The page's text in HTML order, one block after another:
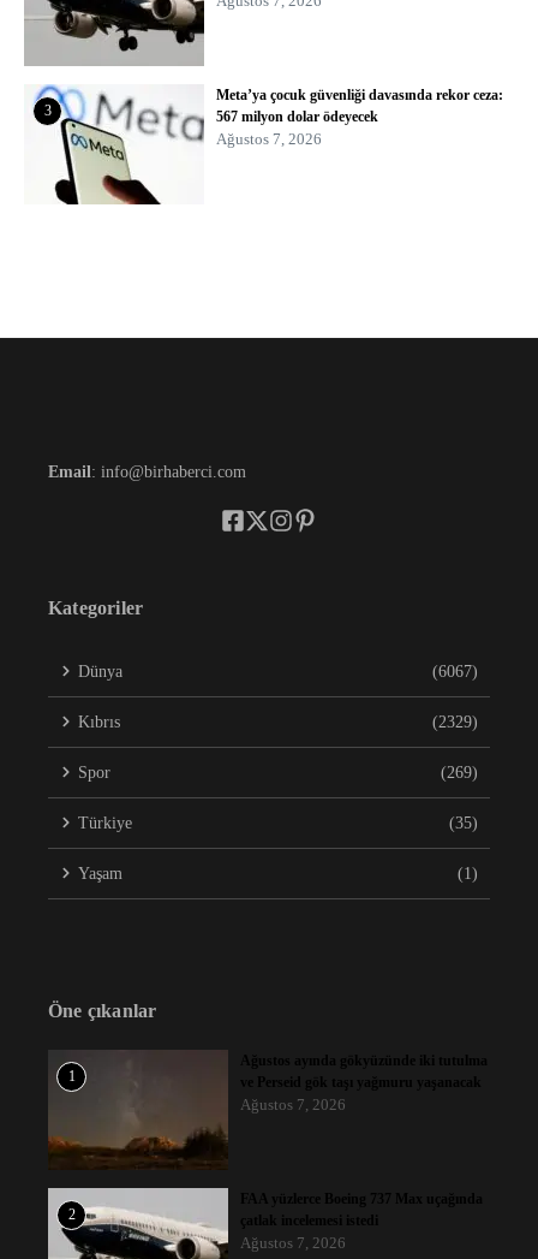
3
Meta’ya çocuk güvenliği davasında rekor ceza:
567 milyon dolar ödeyecek
Ağustos 7, 2026
Email : info@birhaberci.com
Kategoriler
Dünya (6067)
Kıbrıs (2329)
Spor (269)
Türkiye (35)
Yaşam (1)
Öne çıkanlar
1
Ağustos ayında gökyüzünde iki tutulma
ve Perseid gök taşı yağmuru yaşanacak
Ağustos 7, 2026
2
FAA yüzlerce Boeing 737 Max uçağında
çatlak incelemesi istedi
Ağustos 7, 2026